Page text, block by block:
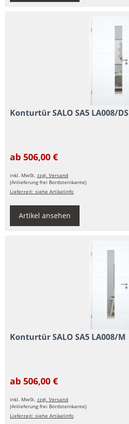
Konturtür SALO SA5 LA008/DS
ab 506,00 €
inkl. MwSt.zzgl. Versand
(Anlieferung frei Bordsteinkante)
Lieferzeit: siehe Artikelinfo
Artikel ansehen
Konturtür SALO SA5 LA008/M
ab 506,00 €
inkl. MwSt.zzgl. Versand
(Anlieferung frei Bordsteinkante)
Lieferzeit: siehe Artikelinfo